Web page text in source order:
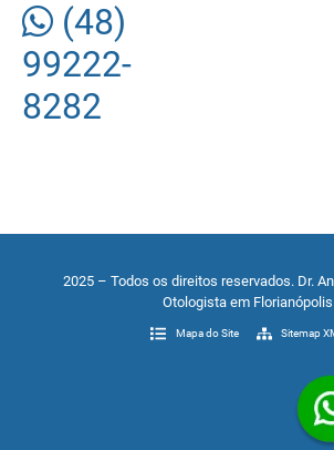
(48)
99222-
8282
2025 – Todos os direitos reservados. Dr.
Otologista em Florianópolis
Mapa do Site Sitemap